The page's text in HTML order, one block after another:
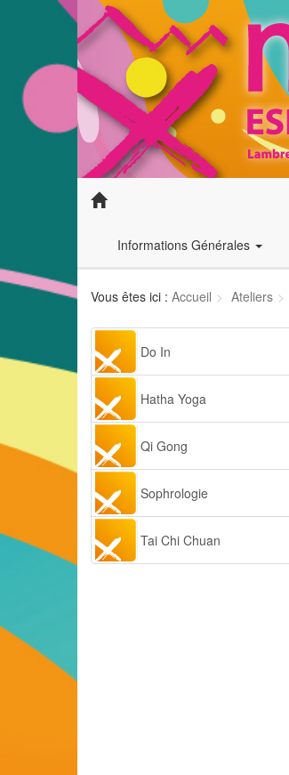
Informations Générales
Vous êtes ici : Accueil Ateliers
Do In
Hatha Yoga
Qi Gong
Sophrologie
Tai Chi Chuan